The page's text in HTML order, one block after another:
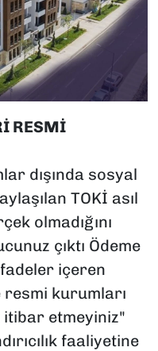
RESMİ
dışında sosyal
TOKİ asıl
olmadığını
çıktı Ödeme
içeren
kurumları
etmeyiniz"
faaliyetine